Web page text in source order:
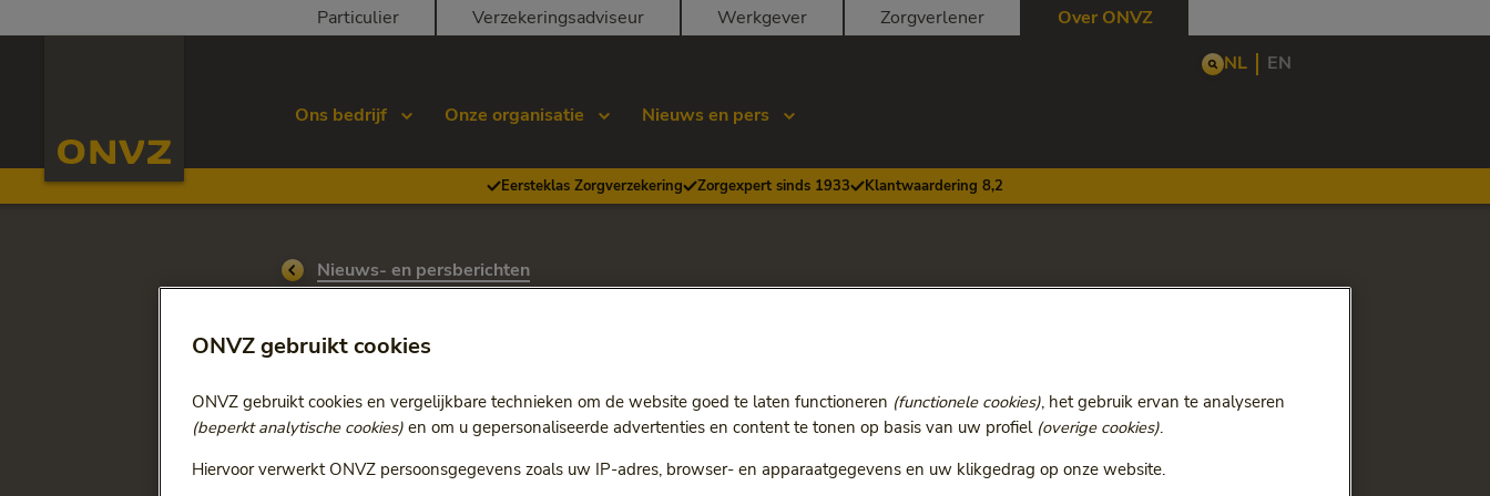
Particulier Verzekeringsadviseur Werkgever Zorgverlener
Over ONVZ
NL EN
Ons bedrijf Onze organisatie Nieuws en pers
Eersteklas Zorgverzekering Zorgexpert sinds 1933 Klantwaardering 8,2
Ga terug naar
Nieuws- en persberichten
Bekendmaking premie 2025
basisverzekeringen ONVZ
Houten, 12 november 2024 - Zoals door de regering is aangegeven op Prinsjesdag blijven de zorgkosten stijgen,
waardoor ook de zorgpremies omhooggaan. In een markt waarin de toegang tot zorg onder druk staat, doet ONVZ er
ONVZ gebruikt cookies
ONVZ gebruikt cookies en vergelijkbare technieken om de website goed te laten functioneren (functionele cookies), het gebruik ervan te analyseren
(beperkt analytische cookies) en om u gepersonaliseerde advertenties en content te tonen op basis van uw profiel (overige cookies).
Hiervoor verwerkt ONVZ persoonsgegevens zoals uw IP-adres, browser- en apparaatgegevens en uw klikgedrag op onze website.